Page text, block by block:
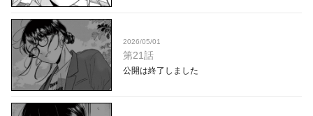
2026/05/01
第21話
公開は終了しました